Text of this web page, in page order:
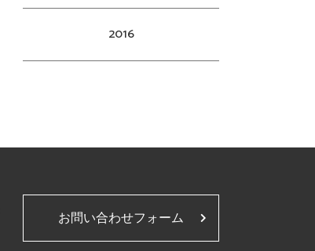
2016
お問い合わせフォーム